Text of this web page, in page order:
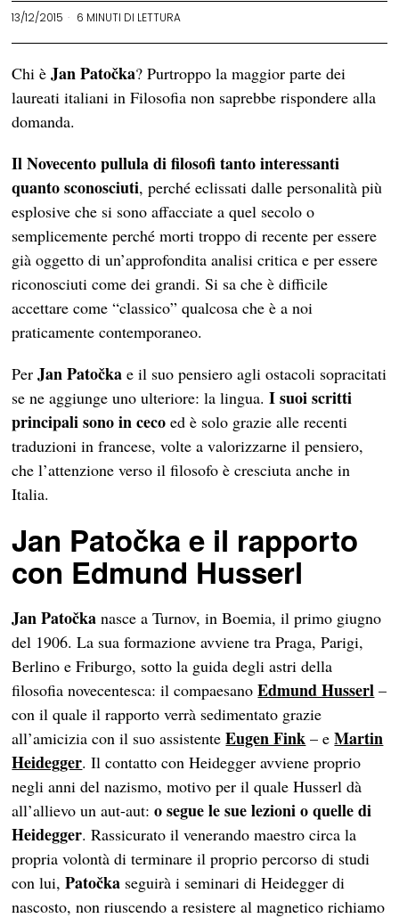
13/12/2015 6 MINUTI DI LETTURA
Chi èJan Patočka? Purtroppo la maggior parte dei
laureati italiani in Filosofia non saprebbe rispondere alla
domanda.
Il Novecento pullula di filosofi tanto interessanti
quanto sconosciuti, perché eclissati dalle personalità più
esplosive che si sono affacciate a quel secolo o
semplicemente perché morti troppo di recente per essere
già oggetto di un’approfondita analisi critica e per essere
riconosciuti come dei grandi. Si sa che è difficile
accettare come “classico” qualcosa che è a noi
praticamente contemporaneo.
PerJan Patočka e il suo pensiero agli ostacoli sopracitati
se ne aggiunge uno ulteriore: la lingua.I suoi scritti
principali sono in ceco ed è solo grazie alle recenti
traduzioni in francese, volte a valorizzarne il pensiero,
che l’attenzione verso il filosofo è cresciuta anche in
Italia.
Jan Patočka e il rapporto
con Edmund Husserl
Jan Patočka nasce a Turnov, in Boemia, il primo giugno
del 1906. La sua formazione avviene tra Praga, Parigi,
Berlino e Friburgo, sotto la guida degli astri della
filosofia novecentesca: il compaesanoEdmund Husserl –
con il quale il rapporto verrà sedimentato grazie
all’amicizia con il suo assistenteEugen Fink – eMartin
Heidegger. Il contatto con Heidegger avviene proprio
negli anni del nazismo, motivo per il quale Husserl dà
all’allievo un aut-aut:o segue le sue lezioni o quelle di
Heidegger. Rassicurato il venerando maestro circa la
propria volontà di terminare il proprio percorso di studi
con lui,Patočka seguirà i seminari di Heidegger di
nascosto, non riuscendo a resistere al magnetico richiamo